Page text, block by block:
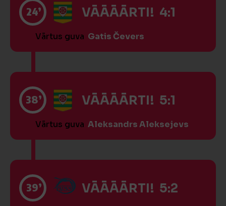
24’ VĀĀĀĀRTI! 4:1
Vārtus guva Gatis Čevers
38’ VĀĀĀĀRTI! 5:1
Vārtus guva Aleksandrs Aleksejevs
39’ VĀĀĀĀRTI! 5:2